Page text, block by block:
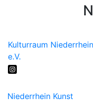
Kulturraum Niederrhein
e.V.
Niederrhein Kunst